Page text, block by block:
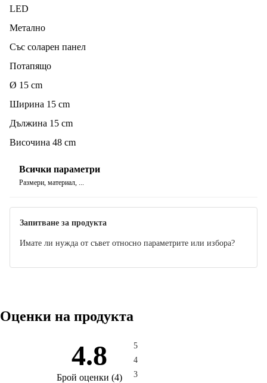
LED
Метално
Със соларен панел
Потапящо
Ø 15 cm
Ширина 15 cm
Дължина 15 cm
Височина 48 cm
Всички параметри
Размери, материал, ...
Запитване за продукта
Имате ли нужда от съвет относно параметрите или избора?
Оценки на продукта
4.8
Брой оценки (4)
5
4
3